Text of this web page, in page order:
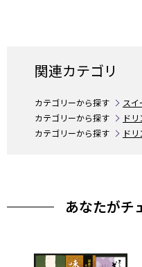
関連カテゴリ
カテゴリーから探す
スイ
カテゴリーから探す
ドリ
カテゴリーから探す
ドリ
あなたがチ